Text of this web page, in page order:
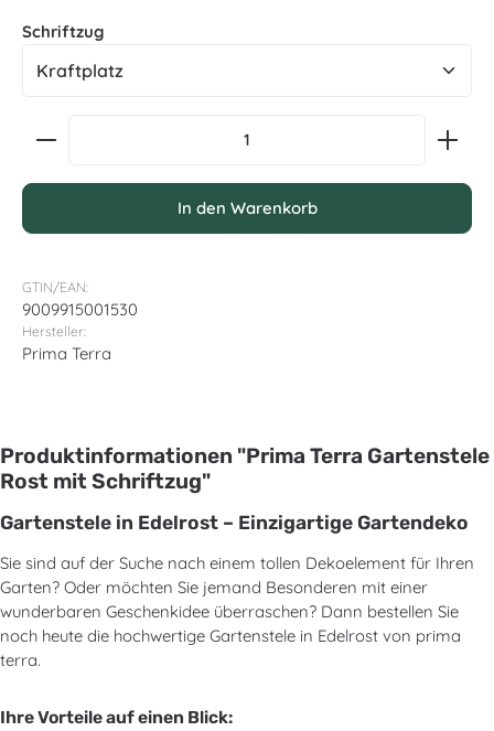
Schriftzugauswählen
Produkt Anzahl: Gib den gewünschten Wert ein
In den Warenkorb
GTIN/EAN:
9009915001530
Hersteller:
Prima Terra
Produktinformationen "Prima Terra Gartenstele
Rost mit Schriftzug"
Gartenstele in Edelrost – Einzigartige Gartendeko
Sie sind auf der Suche nach einem tollen Dekoelement für Ihren
Garten? Oder möchten Sie jemand Besonderen mit einer
wunderbaren Geschenkidee überraschen? Dann bestellen Sie
noch heute die hochwertige Gartenstele in Edelrost von prima
terra.
Ihre Vorteile auf einen Blick: